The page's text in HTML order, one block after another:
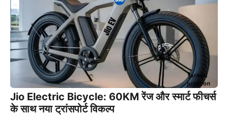
Jio Electric Bicycle: 60KM रेंज और स्मार्ट फीचर्स
के साथ नया ट्रांसपोर्ट विकल्प